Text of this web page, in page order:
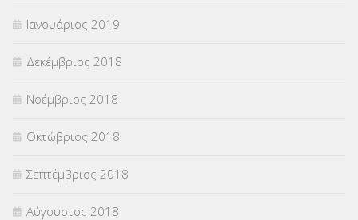
Ιανουάριος 2019
Δεκέμβριος 2018
Νοέμβριος 2018
Οκτώβριος 2018
Σεπτέμβριος 2018
Αύγουστος 2018